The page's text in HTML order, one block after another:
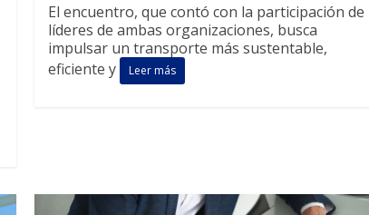
El encuentro, que contó con la participación de
líderes de ambas organizaciones, busca
impulsar un transporte más sustentable,
eficiente y
Leer más